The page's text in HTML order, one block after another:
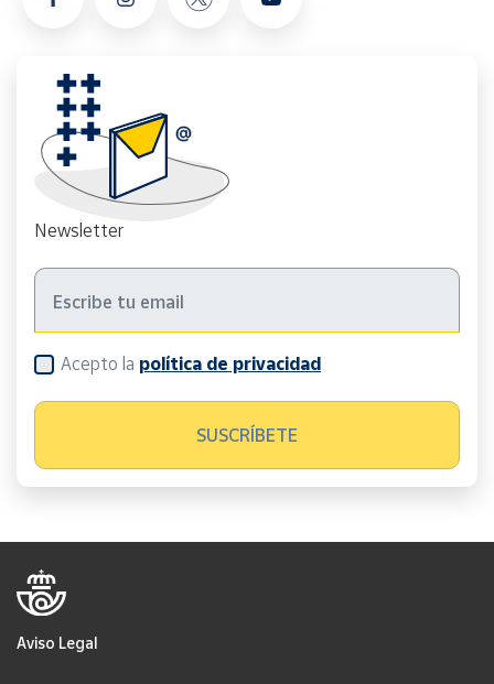
Newsletter
Acepto la política de privacidad
Aviso Legal